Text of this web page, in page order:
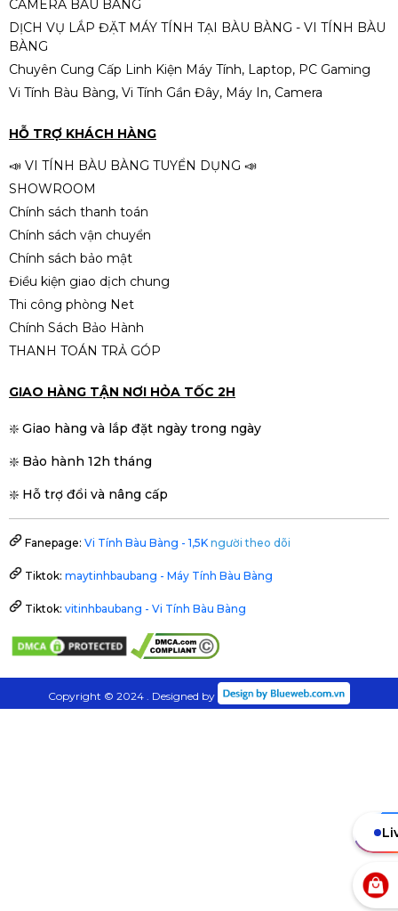
CAMERA BÀU BÀNG
DỊCH VỤ LẮP ĐẶT MÁY TÍNH TẠI BÀU BÀNG - VI TÍNH BÀU
BÀNG
Chuyên Cung Cấp Linh Kiện Máy Tính, Laptop, PC Gaming
Vi Tính Bàu Bàng, Vi Tính Gần Đây, Máy In, Camera
HỖ TRỢ KHÁCH HÀNG
📣 VI TÍNH BÀU BÀNG TUYỂN DỤNG 📣
SHOWROOM
Chính sách thanh toán
Chính sách vận chuyển
Chính sách bảo mật
Điều kiện giao dịch chung
Thi công phòng Net
Chính Sách Bảo Hành
THANH TOÁN TRẢ GÓP
GIAO HÀNG TẬN NƠI HỎA TỐC 2H
❇️ Giao hàng và lắp đặt ngày trong ngày
❇️ Bảo hành 12h tháng
❇️ Hỗ trợ đổi và nâng cấp
Fanepage: Vi Tính Bàu Bàng - 1,5K người theo dõi
Tiktok: maytinhbaubang - Máy Tính Bàu Bàng
Tiktok: vitinhbaubang - Vi Tính Bàu Bàng
Copyright © 2024 . Designed by